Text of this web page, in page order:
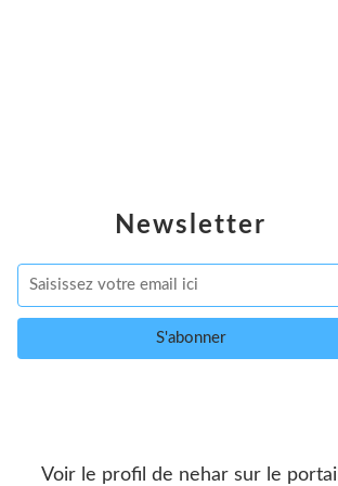
Newsletter
Voir le profil de neharsur le portail